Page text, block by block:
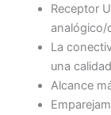
Receptor
analógico/
La
una
Alcance